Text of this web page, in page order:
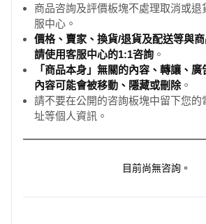
商品咨詢及評價板塊不處理取消或退
服中心。
價格、賣家、換貨/退貨及配送等與
請使用客服中心的1:1咨詢 。
「商品本身」無關的內容、轉讓、
內容可能會被移動、隱藏或刪除。
請不要在公開的咨詢板塊中留下您的
址等個人資訊。
目前尚無咨詢。